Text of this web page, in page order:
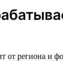
от региона и